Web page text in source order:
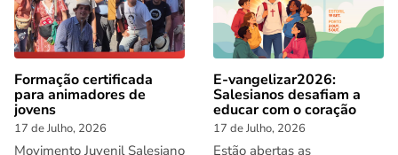
Formação certificada
para animadores de
jovens
17 de Julho, 2026
Movimento Juvenil Salesiano
E-vangelizar2026:
Salesianos desafiam a
educar com o coração
17 de Julho, 2026
Estão abertas as